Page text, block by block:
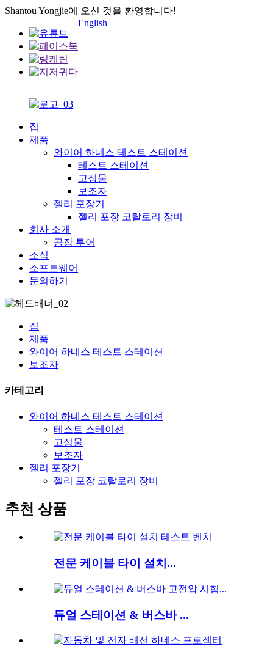
Shantou Yongjie에 오신 것을 환영합니다!
English
집
제품
와이어 하네스 테스트 스테이션
테스트 스테이션
고정물
보조자
젤리 포장기
젤리 포장 코랄로리 장비
회사 소개
공장 투어
소식
소프트웨어
문의하기
집
제품
와이어 하네스 테스트 스테이션
보조자
카테고리
와이어 하네스 테스트 스테이션
테스트 스테이션
고정물
보조자
젤리 포장기
젤리 포장 코랄로리 장비
추천 상품
전문 케이블 타이 설치...
듀얼 스테이션 & 버스바 ...